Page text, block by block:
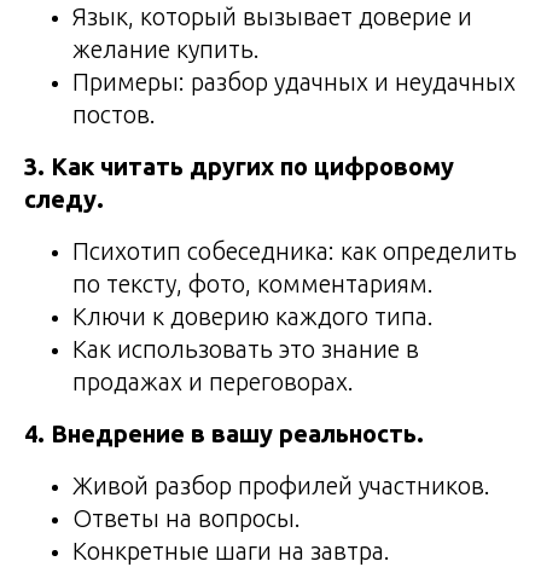
Язык, который вызывает доверие и
желание купить.
Примеры: разбор удачных и неудачных
постов.
3. Как читать других по цифровому
следу.
Психотип собеседника: как определить
по тексту, фото, комментариям.
Ключи к доверию каждого типа.
Как использовать это знание в
продажах и переговорах.
4. Внедрение в вашу реальность.
Живой разбор профилей участников.
Ответы на вопросы.
Конкретные шаги на завтра.